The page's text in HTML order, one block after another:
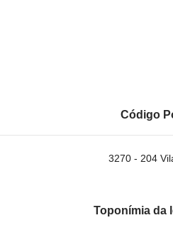
Código
3270 - 204
Toponímia da